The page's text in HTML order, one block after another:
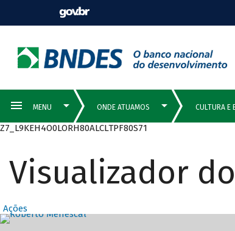
Z7_L9KEH4O0LORH80ALCLTPF80S71
Visualizador
Ações